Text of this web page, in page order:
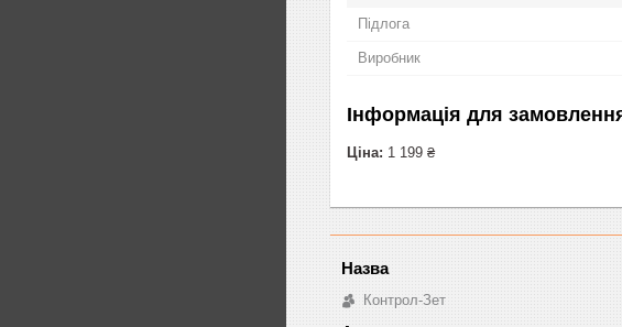
Підлога
Виробник
Інформація для
Ціна: 1 199 ₴
Контрол-Зет